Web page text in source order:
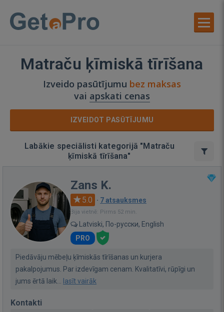
Matraču ķīmiskā tīrīšana
Izveido pasūtījumu bez maksas
vai apskati cenas
IZVEIDOT PASŪTĪJUMU
Labākie speciālisti kategorijā "Matraču
ķīmiskā tīrīšana"
Zans K.
5.0 · 7 atsauksmes
Bija vietnē: Pirms 52 min.
Latviski, По-русски, English
PRO
Piedāvāju mēbeļu ķīmiskās tīrīšanas un kurjera
pakalpojumus. Par izdevīgam cenam. Kvalitatīvi, rūpīgi un
jums ērtā laik...
lasīt vairāk
Kontakti